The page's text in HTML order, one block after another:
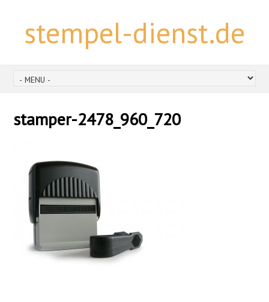
stempel-dienst.de
stamper-2478_960_720